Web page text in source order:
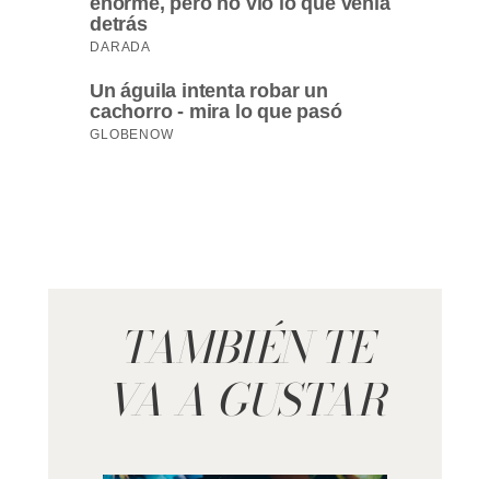
TAMBIÉN TE
VA A GUSTAR